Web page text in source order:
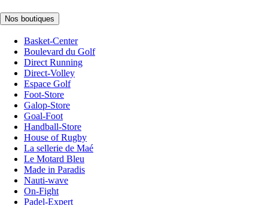
Nos boutiques
Basket-Center
Boulevard du Golf
Direct Running
Direct-Volley
Espace Golf
Foot-Store
Galop-Store
Goal-Foot
Handball-Store
House of Rugby
La sellerie de Maé
Le Motard Bleu
Made in Paradis
Nauti-wave
On-Fight
Padel-Expert